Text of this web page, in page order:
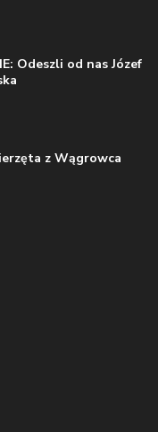
Odeszli od nas Józef
z Wągrowca